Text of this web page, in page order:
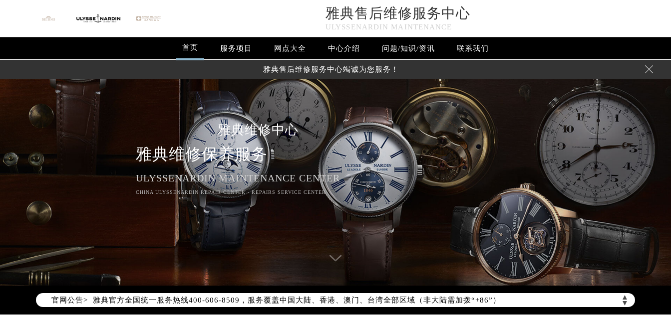
雅典售后维修服务中心
ULYSSENARDIN MAINTENANCE
首页 服务项目 网点大全 中心介绍 问题/知识/资讯 联系我们
雅典售后维修服务中心竭诚为您服务！ 
雅典维修中心
雅典维修保养服务
ULYSSENARDIN MAINTENANCE CENTER
CHINA ULYSSENARDIN REPAIR CENTER - REPAIRS SERVICE CENTER
官网公告> ▲
▼
2026年8月雅典中国区售后服务网络优化升级公告
2026年8月雅典全国官方售后客户服务热线：400-606-8509
雅典官方全国统一服务热线400-606-8509，服务覆盖中国大陆、香港、澳门、台湾全部区域（非大陆需加拨“+86”）
2026年8月雅典售后服务中心最新网点地址：